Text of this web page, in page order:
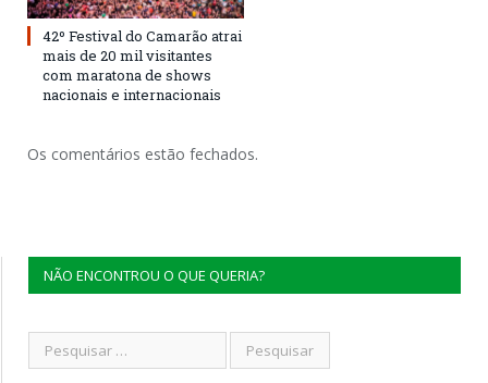
42º Festival do Camarão atrai
mais de 20 mil visitantes
com maratona de shows
nacionais e internacionais
Os comentários estão fechados.
NÃO ENCONTROU O QUE QUERIA?